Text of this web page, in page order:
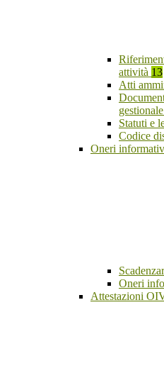
attività 13
Atti
gestionale
Statuti e
Codice
Oneri
Oneri
Attestazioni